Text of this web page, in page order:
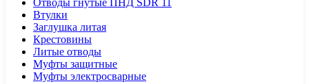
Отводы гнутые ПНД SDR 11
Втулки
Заглушка литая
Крестовины
Литые отводы
Муфты защитные
Муфты электросварные